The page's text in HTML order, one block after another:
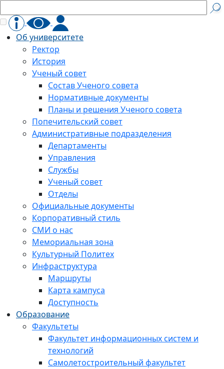
Об университете
Ректор
История
Ученый совет
Состав Ученого совета
Нормативные документы
Планы и решения Ученого совета
Попечительский совет
Административные подразделения
Департаменты
Управления
Службы
Ученый совет
Отделы
Официальные документы
Корпоративный стиль
СМИ о нас
Мемориальная зона
Культурный Политех
Инфраструктура
Маршруты
Карта кампуса
Доступность
Образование
Факультеты
Факультет информационных систем и
технологий
Самолетостроительный факультет